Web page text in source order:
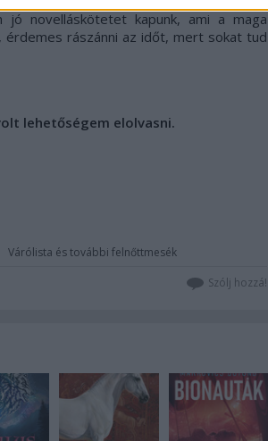
jó novelláskötetet kapunk, ami a maga
rászánni az időt, mert sokat tud
lehetőségem elolvasni.
Várólista és további felnőttmesék
Szólj hozzá!